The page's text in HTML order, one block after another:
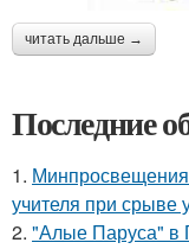
читать дальше →
Последние
1. Минпросвещения
учителя при срыве
2. "Алые Паруса" в